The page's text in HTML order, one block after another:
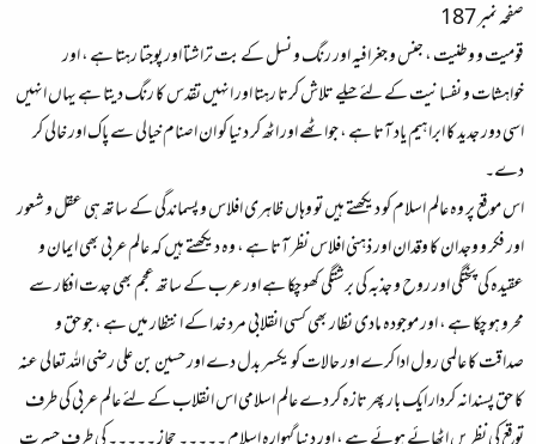
صفحہ نمبر 187
قومیت و وطنیت ، جنس و جغرافیہ اور رنگ و نسل کے بت تراشتا اور پوجتا رہتا ہے ، اور
خواہشات و نفسانیت کے لئے حیلے تلاش کرتا رہتا اور انہیں تقدس کا رنگ دیتا ہے یہاں انہیں
اسی دور جدید کا ابراہیم یاد آتا ہے ، جواٹھے اور اٹھ کر دنیا کو ان اصنام خیالی سے پاک اور خالی کر
دے۔
اس موقع پر وہ عالم اسلام کو دیکھتے ہیں تو وہاں ظاہری افلاس و پسماندگی کے ساتھ ہی عقل و شعور
اور فکر و وجدان کا وقدان اور ذہنی افلاس نظر آتا ہے ، وہ دیکھتے ہیں کہ عالم عربی بھی ایمان و
عقیدہ کی پختگی اور روح و جذبہ کی برشتگی کھو چکا ہے اور عرب کے ساتھ عجم بھی جدت افکار سے
محرو ہو چکا ہے ، اور موجودہ مادی نظار بھی کسی انقلابی مرد خدا کے انتظار میں ہے ، جو حق و
صداقت کا عالمی رول ادا کرے اور حالات کو یکسر بدل دے اور حسین بن علی رضی اللہ تعالی عنہ
کا حق پسندانہ کردار ایک بار پھر تازہ کر دے عالم اسلامی اس انقلاب کے لئے عالم عربی کی طرف